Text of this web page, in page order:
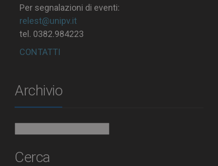
Per segnalazioni di eventi:
relest@unipv.it
tel. 0382.984223
CONTATTI
Archivio
Cerca